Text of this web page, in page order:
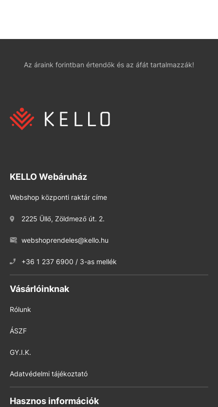
Az áraink forintban értendők és az áfát tartalmazzák!
KELLO Webáruház
Webshop központi raktár címe
2225 Üllő, Zöldmező út. 2.
webshoprendeles@kello.hu
+36 1 237 6900 / 3-as mellék
Vásárlóinknak
Rólunk
ÁSZF
GY.I.K.
Adatvédelmi tájékoztató
Hasznos információk